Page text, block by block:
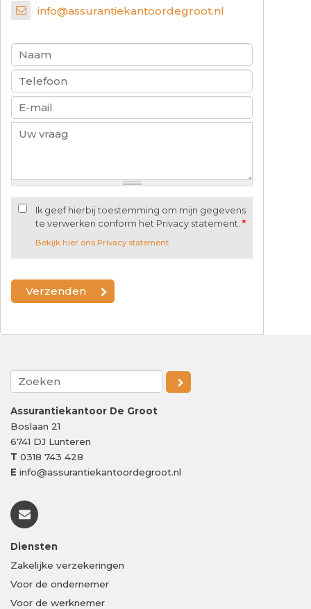
info@assurantiekantoordegroot.nl
Ik geef hierbij toestemming om mijn gegevens
te verwerken conform het Privacy statement. *
Bekijk hier ons Privacy statement
Assurantiekantoor De Groot
Boslaan 21
6741 DJ Lunteren
T 0318 743 428
E info@assurantiekantoordegroot.nl
Diensten
Zakelijke verzekeringen
Voor de ondernemer
Voor de werknemer